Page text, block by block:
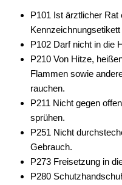
P101 Ist ärztlicher Rat
Kennzeichnungsetikett
P102 Darf nicht in die
P210 Von Hitze,
Flammen sowie
rauchen.
P211 Nicht gegen
sprühen.
P251 Nicht
Gebrauch.
P273 Freisetzung in
P280